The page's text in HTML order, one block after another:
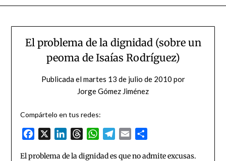
El problema de la dignidad (sobre un
peoma de Isaías Rodríguez)
Publicada elmartes 13 de julio de 2010 por
Jorge Gómez Jiménez
Compártelo en tus redes:
Facebook LinkedInThreadsWhatsAppTelegram
Email
El problema de la dignidad es que no admite excusas.